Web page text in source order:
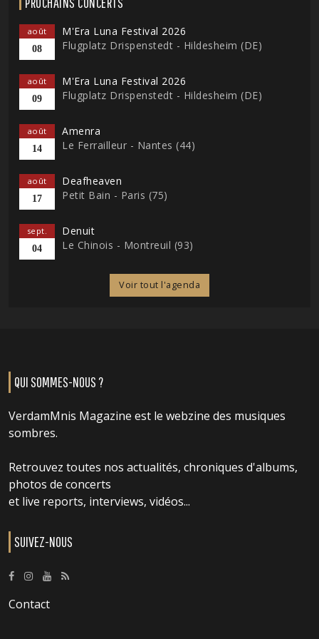
août
08
M'Era Luna Festival 2026
Flugplatz Drispenstedt - Hildesheim (DE)
août
09
M'Era Luna Festival 2026
Flugplatz Drispenstedt - Hildesheim (DE)
août
14
Amenra
Le Ferrailleur - Nantes (44)
août
17
Deafheaven
Petit Bain - Paris (75)
sept.
04
Denuit
Le Chinois - Montreuil (93)
Voir tout l'agenda
QUI SOMMES-NOUS ?
VerdamMnis Magazine est le webzine des musiques
sombres.
Retrouvez toutes nos actualités, chroniques d'albums,
photos de concerts
et live reports, interviews, vidéos...
SUIVEZ-NOUS
Contact